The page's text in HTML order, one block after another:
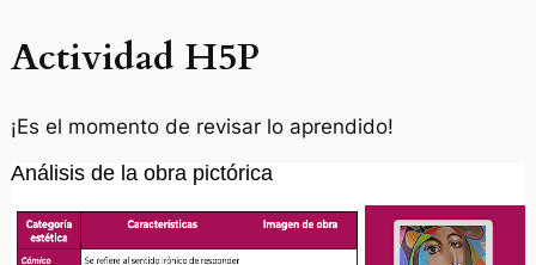
Actividad H5P
¡Es el momento de revisar lo aprendido!